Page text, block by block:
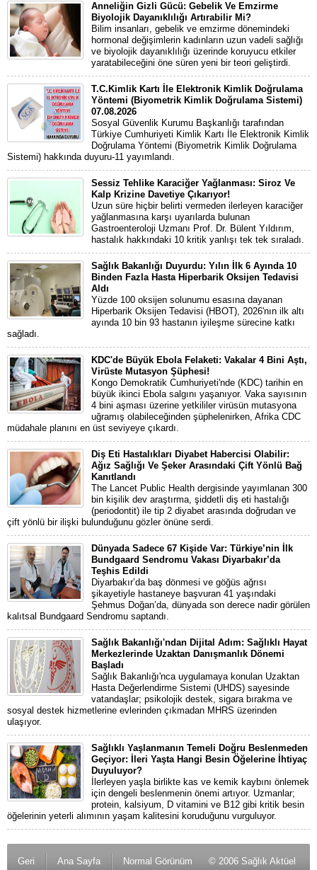
Anneliğin Gizli Gücü: Gebelik Ve Emzirme
Biyolojik Dayanıklılığı Artırabilir Mi?
Bilim insanları, gebelik ve emzirme dönemindeki
hormonal değişimlerin kadınların uzun vadeli sağlığı
ve biyolojik dayanıklılığı üzerinde koruyucu etkiler
yaratabileceğini öne süren yeni bir teori geliştirdi.
T.C.Kimlik Kartı İle Elektronik Kimlik Doğrulama
Yöntemi (Biyometrik Kimlik Doğrulama Sistemi)
07.08.2026
Sosyal Güvenlik Kurumu Başkanlığı tarafından
Türkiye Cumhuriyeti Kimlik Kartı İle Elektronik Kimlik
Doğrulama Yöntemi (Biyometrik Kimlik Doğrulama
Sistemi) hakkında duyuru-11 yayımlandı.
Sessiz Tehlike Karaciğer Yağlanması: Siroz Ve
Kalp Krizine Davetiye Çıkarıyor!
Uzun süre hiçbir belirti vermeden ilerleyen karaciğer
yağlanmasına karşı uyarılarda bulunan
Gastroenteroloji Uzmanı Prof. Dr. Bülent Yıldırım,
hastalık hakkındaki 10 kritik yanlışı tek tek sıraladı.
Sağlık Bakanlığı Duyurdu: Yılın İlk 6 Ayında 10
Binden Fazla Hasta Hiperbarik Oksijen Tedavisi
Aldı
Yüzde 100 oksijen solunumu esasına dayanan
Hiperbarik Oksijen Tedavisi (HBOT), 2026'nın ilk altı
ayında 10 bin 93 hastanın iyileşme sürecine katkı
sağladı.
KDC'de Büyük Ebola Felaketi: Vakalar 4 Bini Aştı,
Virüste Mutasyon Şüphesi!
Kongo Demokratik Cumhuriyeti'nde (KDC) tarihin en
büyük ikinci Ebola salgını yaşanıyor. Vaka sayısının
4 bini aşması üzerine yetkililer virüsün mutasyona
uğramış olabileceğinden şüphelenirken, Afrika CDC
müdahale planını en üst seviyeye çıkardı.
Diş Eti Hastalıkları Diyabet Habercisi Olabilir:
Ağız Sağlığı Ve Şeker Arasındaki Çift Yönlü Bağ
Kanıtlandı
The Lancet Public Health dergisinde yayımlanan 300
bin kişilik dev araştırma, şiddetli diş eti hastalığı
(periodontit) ile tip 2 diyabet arasında doğrudan ve
çift yönlü bir ilişki bulunduğunu gözler önüne serdi.
Dünyada Sadece 67 Kişide Var: Türkiye’nin İlk
Bundgaard Sendromu Vakası Diyarbakır’da
Teşhis Edildi
Diyarbakır’da baş dönmesi ve göğüs ağrısı
şikayetiyle hastaneye başvuran 41 yaşındaki
Şehmus Doğan’da, dünyada son derece nadir görülen
kalıtsal Bundgaard Sendromu saptandı.
Sağlık Bakanlığı'ndan Dijital Adım: Sağlıklı Hayat
Merkezlerinde Uzaktan Danışmanlık Dönemi
Başladı
Sağlık Bakanlığı'nca uygulamaya konulan Uzaktan
Hasta Değerlendirme Sistemi (UHDS) sayesinde
vatandaşlar; psikolojik destek, sigara bırakma ve
sosyal destek hizmetlerine evlerinden çıkmadan MHRS üzerinden
ulaşıyor.
Sağlıklı Yaşlanmanın Temeli Doğru Beslenmeden
Geçiyor: İleri Yaşta Hangi Besin Öğelerine İhtiyaç
Duyuluyor?
İlerleyen yaşla birlikte kas ve kemik kaybını önlemek
için dengeli beslenmenin önemi artıyor. Uzmanlar;
protein, kalsiyum, D vitamini ve B12 gibi kritik besin
öğelerinin yeterli alımının yaşam kalitesini koruduğunu vurguluyor.
Geri Ana Sayfa Normal Görünüm © 2006 Sağlık Aktüel